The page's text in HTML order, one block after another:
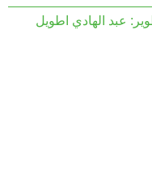
عبد الهادي اطويل